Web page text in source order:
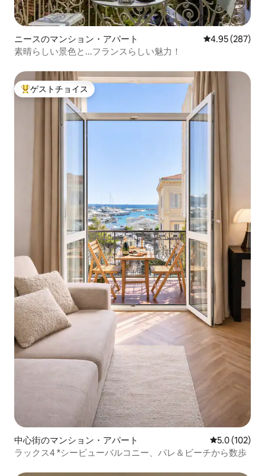
ニースのマンション・アパート レビュー287
4.95 (287)
素晴らしい景色と...フランスらしい魅力！
大好評のゲストチョイスです。
ゲストチョイス
中心街のマンション・アパート レビュー102
5.0 (102)
ラックス4 *シービューバルコニー、パレ＆ビーチから数歩